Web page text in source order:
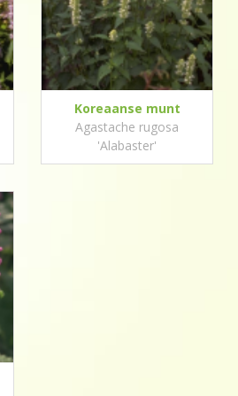
Koreaanse munt
Agastache rugosa
'Alabaster'